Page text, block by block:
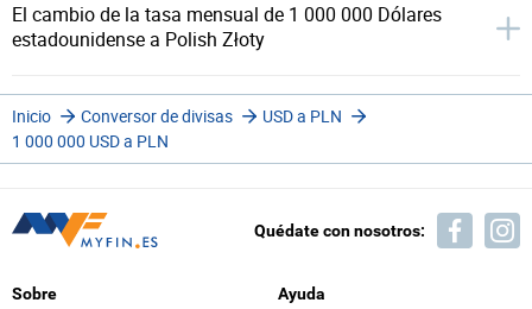
El cambio de la tasa mensual de 1 000 000 Dólares
estadounidense a Polish Złoty
Inicio Conversor de divisas
USD a PLN
1 000 000 USD a PLN
Quédate con nosotros:
Sobre Ayuda